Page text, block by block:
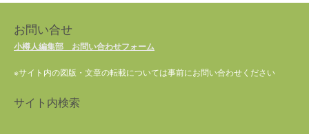
お問い合せ
小樽人編集部 お問い合わせフォーム
※サイト内の図版・文章の転載については事前にお問い合わせください
サイト内検索